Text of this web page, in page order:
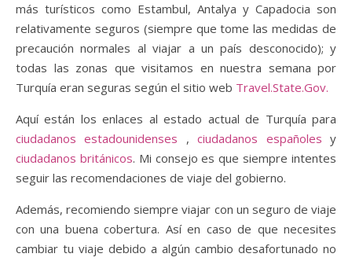
más turísticos como Estambul, Antalya y Capadocia son
relativamente seguros (siempre que tome las medidas de
precaución normales al viajar a un país desconocido); y
todas las zonas que visitamos en nuestra semana por
Turquía eran seguras según el sitio web Travel.State.Gov.
Aquí están los enlaces al estado actual de Turquía para
ciudadanos estadounidenses ,ciudadanos españoles y
ciudadanos británicos. Mi consejo es que siempre intentes
seguir las recomendaciones de viaje del gobierno.
Además, recomiendo siempre viajar con un seguro de viaje
con una buena cobertura. Así en caso de que necesites
cambiar tu viaje debido a algún cambio desafortunado no